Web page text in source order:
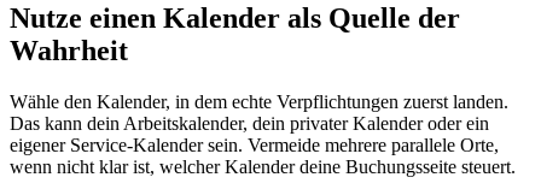
Nutze einen Kalender als Quelle der
Wahrheit
Wähle den Kalender, in dem echte Verpflichtungen zuerst landen.
Das kann dein Arbeitskalender, dein privater Kalender oder ein
eigener Service-Kalender sein. Vermeide mehrere parallele Orte,
wenn nicht klar ist, welcher Kalender deine Buchungsseite steuert.